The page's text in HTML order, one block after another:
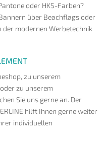
oder HKS-Farben?
über Beachflags oder
der modernen Werbetechnik
zu unserem
zu unserem
Sie uns gerne an. Der
hilft Ihnen gerne weiter
individuellen